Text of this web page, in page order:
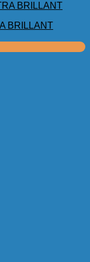
BRILLANT